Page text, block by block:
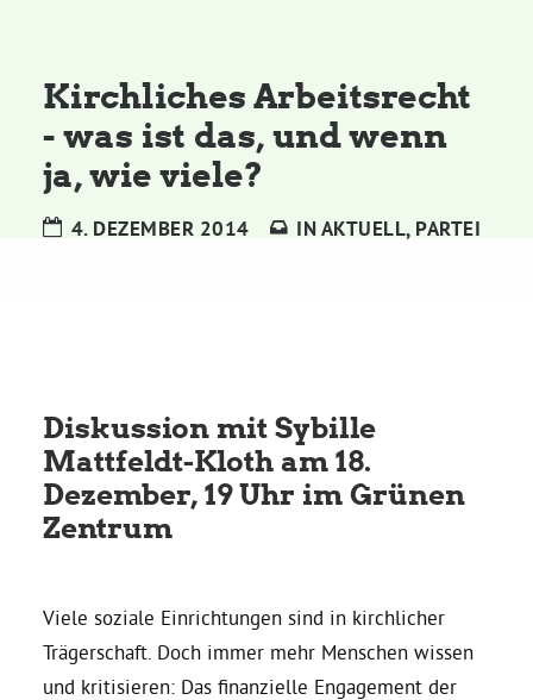
Grünes Zentrum
Personen
Josefine Paul, MdL
Robin Korte, MdL
Delegierte
Kirchliches Arbeitsrecht
- was ist das, und wenn
ja, wie viele?
4. DEZEMBER 2014 INAKTUELL, PARTEI
Diskussion mit Sybille
Mattfeldt-Kloth am 18.
Dezember, 19 Uhr im Grünen
Zentrum
Viele soziale Einrichtungen sind in kirchlicher
Trägerschaft. Doch immer mehr Menschen wissen
und kritisieren: Das finanzielle Engagement der